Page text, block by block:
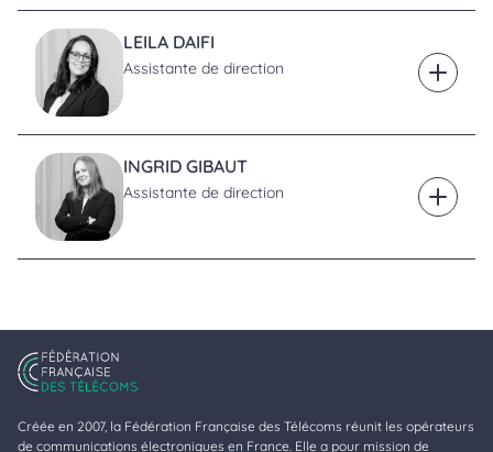
LEILA DAIFI
Assistante de direction
En
INGRID GIBAUT
Assistante de direction
En
Créée en 2007, la Fédération Française des Télécoms réunit les opérateurs
de communications électroniques en France. Elle a pour mission de